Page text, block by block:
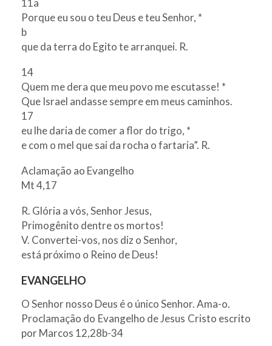
11a
Porque eu sou o teu Deus e teu Senhor, *
b
que da terra do Egito te arranquei. R.
14
Quem me dera que meu povo me escutasse! *
Que Israel andasse sempre em meus caminhos.
17
eu lhe daria de comer a flor do trigo, *
e com o mel que sai da rocha o fartaria”. R.
Aclamação ao Evangelho
Mt 4,17
R. Glória a vós, Senhor Jesus,
Primogênito dentre os mortos!
V. Convertei-vos, nos diz o Senhor,
está próximo o Reino de Deus!
EVANGELHO
O Senhor nosso Deus é o único Senhor. Ama-o.
Proclamação do Evangelho de Jesus Cristo escrito
por Marcos 12,28b-34